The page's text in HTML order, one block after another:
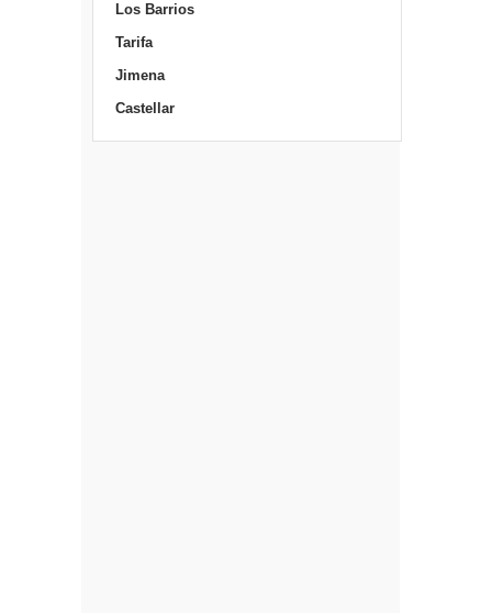
Los Barrios
Tarifa
Jimena
Castellar